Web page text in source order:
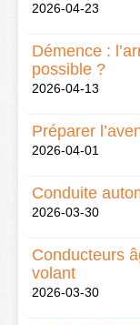
2026-04-23
Démence :
possible ?
2026-04-13
Préparer
2026-04-01
Conduite
2026-03-30
Conducteurs
volant
2026-03-30